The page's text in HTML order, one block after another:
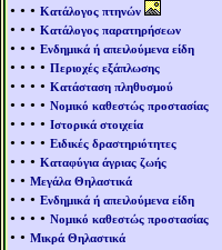
• • • Κατάλογος πτηνών
• • • Κατάλογος παρατηρήσεων
• • • Ενδημικά ή απειλούμενα είδη
• • • • Περιοχές εξάπλωσης
• • • • Κατάσταση πληθυσμού
• • • • Νομικό καθεστώς προστασίας
• • • • Ιστορικά στοιχεία
• • • • Ειδικές δραστηριότητες
• • • Καταφύγια άγριας ζωής
• • Μεγάλα Θηλαστικά
• • • Ενδημικά ή απειλούμενα είδη
• • • • Νομικό καθεστώς προστασίας
• • Μικρά Θηλαστικά